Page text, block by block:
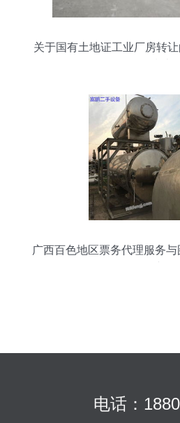
关于国有土地证工业厂房转
广西百色地区票务代理服务
电话：